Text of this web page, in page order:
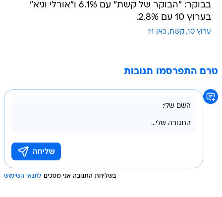
בבוקר: "הבוקר של קשת" עם 6.1% ו"אורלי וגיא"
בערוץ 10 עם 2.8%.
ערוץ 10 קשת כאן 11
טרם התפרסמו תגובות
בשליחת התגובה אני מסכים לתנאי השימוש